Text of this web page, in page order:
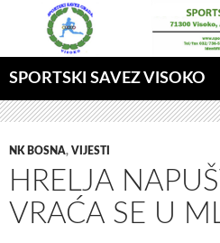
SPORTSKI SAVEZ VISOKO
NK BOSNA, VIJESTI
HRELJA
VRAĆA SE U